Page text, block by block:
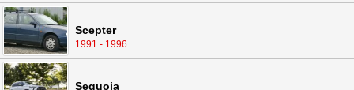
Scepter
1991 - 1996
Sequoia